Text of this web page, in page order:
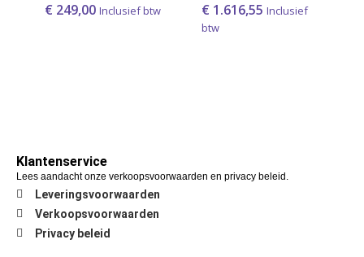
€ 249,00 Inclusief btw € 1.616,55 Inclusief
btw
Klantenservice
Lees aandacht onze verkoopsvoorwaarden en privacy beleid.
Leveringsvoorwaarden
Verkoopsvoorwaarden
Privacy beleid